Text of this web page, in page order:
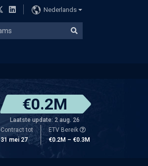
Nederlands
€0.2M
Laatste update: 2 aug. 26
Contract tot
31 mei 27
ETV Bereik
€0.2M – €0.3M